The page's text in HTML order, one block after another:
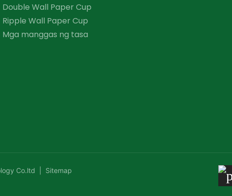
Double Wall Paper Cup
Ripple Wall Paper Cup
Mga manggas ng tasa
Co.ltd | Sitemap